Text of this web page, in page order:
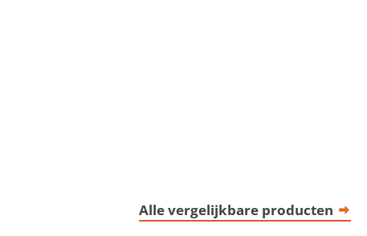
Alle vergelijkbare producten